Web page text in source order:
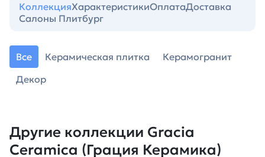
КоллекцияХарактеристикиОплатаДоставка
Салоны Плитбург
Все Керамическая плитка
Керамогранит
Декор
Другие коллекции Gracia
Ceramica (Грация Керамика)